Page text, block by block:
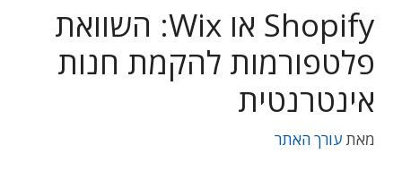
Shopify או Wix: השוואת
פלטפורמות להקמת חנות
אינטרנטית
מאתעורך האתר